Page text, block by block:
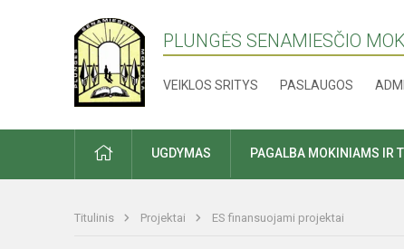
PLUNGĖS SENAMIESČIO
VEIKLOS SRITYS PASLAUGOS
PRADŽIAUGDYMAS PAGALBA MOKINIAMS IR
Titulinis Projektai ES finansuojami projektai